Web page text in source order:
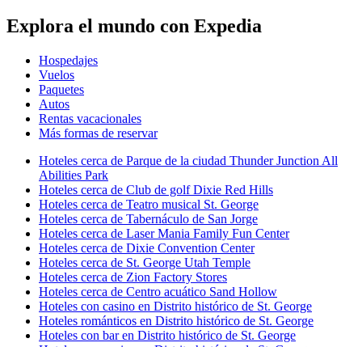
Explora el mundo con Expedia
Hospedajes
Vuelos
Paquetes
Autos
Rentas vacacionales
Más formas de reservar
Hoteles cerca de Parque de la ciudad Thunder Junction All
Abilities Park
Hoteles cerca de Club de golf Dixie Red Hills
Hoteles cerca de Teatro musical St. George
Hoteles cerca de Tabernáculo de San Jorge
Hoteles cerca de Laser Mania Family Fun Center
Hoteles cerca de Dixie Convention Center
Hoteles cerca de St. George Utah Temple
Hoteles cerca de Zion Factory Stores
Hoteles cerca de Centro acuático Sand Hollow
Hoteles con casino en Distrito histórico de St. George
Hoteles románticos en Distrito histórico de St. George
Hoteles con bar en Distrito histórico de St. George